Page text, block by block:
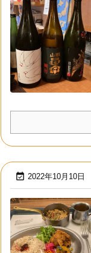
 2022年10月10日